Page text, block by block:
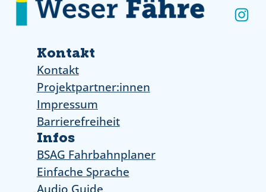
Infos
BSAG Fahrbahnplaner
Einfache Sprache
Kontakt
Kontakt
Projektpartner:innen
Impressum
Barrierefreiheit